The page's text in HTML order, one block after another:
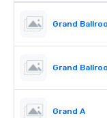
Grand
Grand A